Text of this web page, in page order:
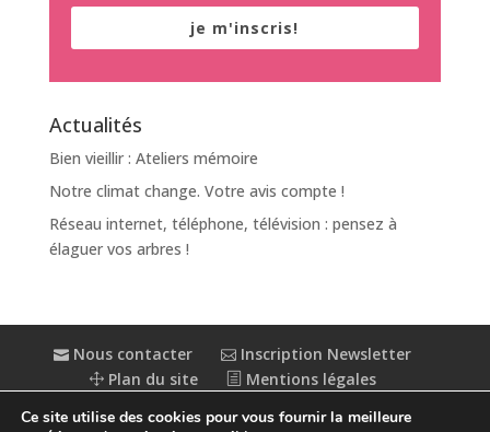
je m'inscris!
Actualités
Bien vieillir : Ateliers mémoire
Notre climat change. Votre avis compte !
Réseau internet, téléphone, télévision : pensez à
élaguer vos arbres !
Nous contacter
Inscription Newsletter
Plan du site
Mentions légales
Ce site utilise des cookies pour vous fournir la meilleure